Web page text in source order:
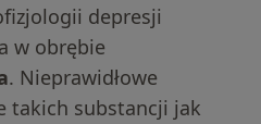
depresji
w obrębie
. Nieprawidłowe
takich substancji jak